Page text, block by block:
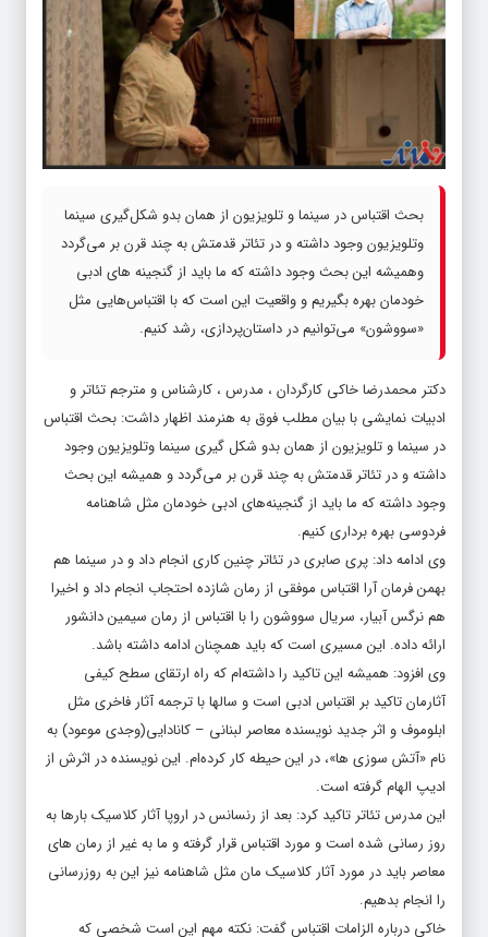
بحث اقتباس در سینما و تلویزیون از همان بدو شکل‌گیری سینما
وتلویزیون وجود داشته و در تئاتر قدمتش به چند قرن بر می‌گردد
وهمیشه این بحث وجود داشته که ما باید از گنجینه های ادبی
خودمان بهره بگیریم و واقعیت این است که با اقتباس‌هایی مثل
«سووشون» می‌توانیم در داستان‌پردازی، رشد کنیم.
دکتر محمدرضا خاکی کارگردان ، مدرس ، کارشناس و مترجم تئاتر و
ادبیات نمایشی با بیان مطلب فوق به هنرمند اظهار داشت: بحث اقتباس
در سینما و تلویزیون از همان بدو شکل گیری سینما وتلویزیون وجود
داشته و در تئاتر قدمتش به چند قرن بر می‌گردد و همیشه این بحث
وجود داشته که ما باید از گنجینه‌های ادبی خودمان مثل شاهنامه
فردوسی بهره برداری کنیم.
وی ادامه داد: پری صابری در تئاتر چنین کاری انجام داد و در سینما هم
بهمن فرمان آرا اقتباس موفقی از رمان شازده احتجاب انجام داد و اخیرا
هم نرگس آبیار، سریال سووشون را با اقتباس از رمان سیمین دانشور
ارائه داده. این مسیری است که باید همچنان ادامه داشته باشد.
وی افزود: همیشه این تاکید را داشته‌ام که راه ارتقای سطح کیفی
آثارمان تاکید بر اقتباس ادبی است و سالها با ترجمه آثار فاخری مثل
ابلوموف و اثر جدید نویسنده معاصر لبنانی – کانادایی(وجدی موعود) به
نام «آتش سوزی ها»، در این حیطه کار کرده‌ام. این نویسنده در اثرش از
ادیپ الهام گرفته است.
این مدرس تئاتر تاکید کرد: بعد از رنسانس در اروپا آثار کلاسیک بارها به
روز رسانی شده است و مورد اقتباس قرار گرفته و ما به غیر از رمان های
معاصر باید در مورد آثار کلاسیک مان مثل شاهنامه نیز این به روز‌رسانی
را انجام بدهیم.
خاکی درباره الزامات اقتباس گفت: نکته مهم این است شخصی که